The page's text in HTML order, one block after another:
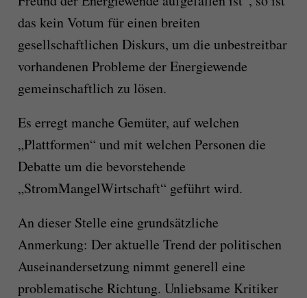
das kein Votum für einen breiten
gesellschaftlichen Diskurs, um die unbestreitbar
vorhandenen Probleme der Energiewende
gemeinschaftlich zu lösen.
Es erregt manche Gemüter, auf welchen
„Plattformen“ und mit welchen Personen die
Debatte um die bevorstehende
„Strom­Man­gel­Wirtschaft“ geführt wird.
An dieser Stelle eine grundsätzliche
An­merkung: Der aktuelle Trend der poli­tischen
Ausein­andersetzung nimmt generell eine
prob­lematische Richtung. Unliebsame Kriti­ker